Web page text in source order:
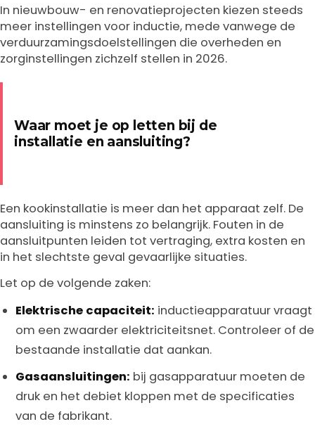
In nieuwbouw- en renovatieprojecten kiezen steeds
meer instellingen voor inductie, mede vanwege de
verduurzamingsdoelstellingen die overheden en
zorginstellingen zichzelf stellen in 2026.
Waar moet je op letten bij de
installatie en aansluiting?
Een kookinstallatie is meer dan het apparaat zelf. De
aansluiting is minstens zo belangrijk. Fouten in de
aansluitpunten leiden tot vertraging, extra kosten en
in het slechtste geval gevaarlijke situaties.
Let op de volgende zaken:
Elektrische capaciteit: inductieapparatuur vraagt
om een zwaarder elektriciteitsnet. Controleer of de
bestaande installatie dat aankan.
Gasaansluitingen: bij gasapparatuur moeten de
druk en het debiet kloppen met de specificaties
van de fabrikant.